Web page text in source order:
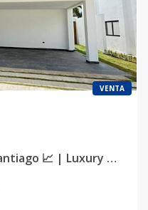
VENTA
Inversión Inteligente en Santiago 📈 | Luxury House en Las Carmelitas con Alta Plusvalía